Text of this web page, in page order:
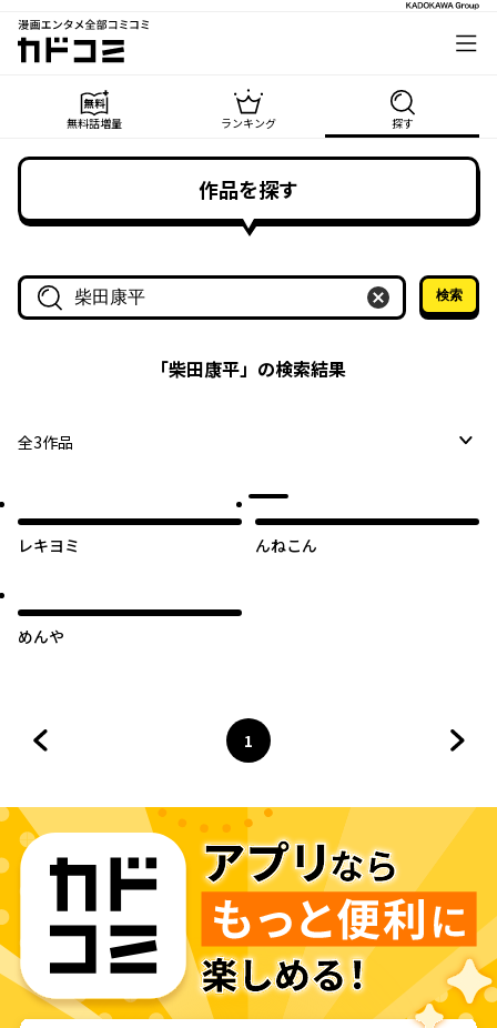
漫画エンタメ全部コミコミ
カドコミ
無料話増量 ランキング 探す
作品を探す
作品名・作家名で探す
検索
「柴田康平」の検索結果
全3作品
レキヨミ んねこん
めんや
ページ
1
へ